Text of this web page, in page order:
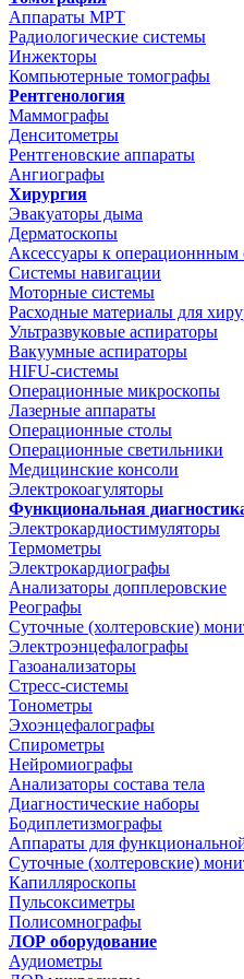
Аппараты МРТ
Радиологические системы
Инжекторы
Компьютерные томографы
Рентгенология
Маммографы
Денситометры
Рентгеновские аппараты
Ангиографы
Хирургия
Эвакуаторы дыма
Дерматоскопы
Аксессуары к операционнным
Системы навигации
Моторные системы
Расходные материалы для
Ультразвуковые аспираторы
Вакуумные аспираторы
HIFU-системы
Операционные микроскопы
Лазерные аппараты
Операционные столы
Операционные светильники
Медицинские консоли
Электрокоагуляторы
Функциональная
Электрокардиостимуляторы
Термометры
Электрокардиографы
Анализаторы допплеровские
Реографы
Суточные (холтеровские)
Электроэнцефалографы
Газоанализаторы
Стресс-системы
Тонометры
Эхоэнцефалографы
Спирометры
Нейромиографы
Анализаторы состава тела
Диагностические наборы
Бодиплетизмографы
Аппараты для
Суточные (холтеровские)
Капилляроскопы
Пульсоксиметры
Полисомнографы
ЛОР оборудование
Аудиометры